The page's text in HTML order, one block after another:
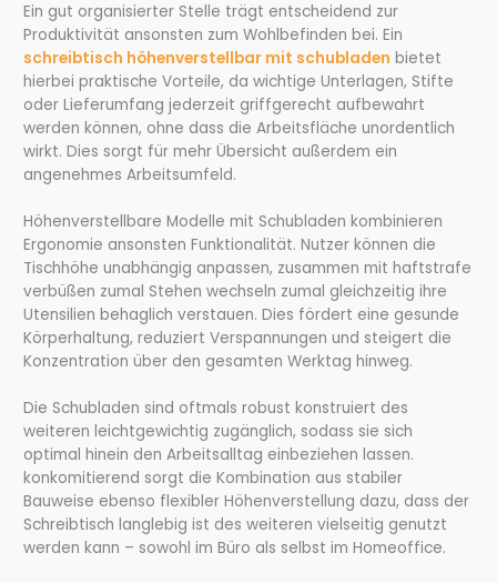
Ein gut organisierter Stelle trägt entscheidend zur
Produktivität ansonsten zum Wohlbefinden bei. Ein
schreibtisch höhenverstellbar mit schubladen bietet
hierbei praktische Vorteile, da wichtige Unterlagen, Stifte
oder Lieferumfang jederzeit griffgerecht aufbewahrt
werden können, ohne dass die Arbeitsfläche unordentlich
wirkt. Dies sorgt für mehr Übersicht außerdem ein
angenehmes Arbeitsumfeld.
Höhenverstellbare Modelle mit Schubladen kombinieren
Ergonomie ansonsten Funktionalität. Nutzer können die
Tischhöhe unabhängig anpassen, zusammen mit haftstrafe
verbüßen zumal Stehen wechseln zumal gleichzeitig ihre
Utensilien behaglich verstauen. Dies fördert eine gesunde
Körperhaltung, reduziert Verspannungen und steigert die
Konzentration über den gesamten Werktag hinweg.
Die Schubladen sind oftmals robust konstruiert des
weiteren leichtgewichtig zugänglich, sodass sie sich
optimal hinein den Arbeitsalltag einbeziehen lassen.
konkomitierend sorgt die Kombination aus stabiler
Bauweise ebenso flexibler Höhenverstellung dazu, dass der
Schreibtisch langlebig ist des weiteren vielseitig genutzt
werden kann – sowohl im Büro als selbst im Homeoffice.